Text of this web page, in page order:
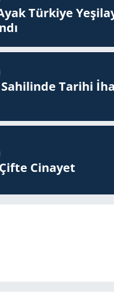
Tür­ki­ye
Tarihi
Ci­na­yet